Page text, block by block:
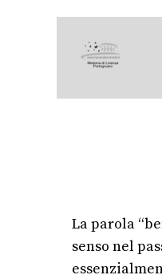
La parola
senso nel